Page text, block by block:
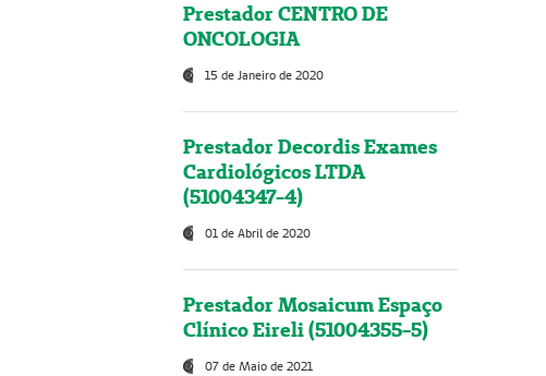
Prestador CENTRO DE
ONCOLOGIA
15 de Janeiro de 2020
Prestador Decordis Exames
Cardiológicos LTDA
(51004347-4)
01 de Abril de 2020
Prestador Mosaicum Espaço
Clínico Eireli (51004355-5)
07 de Maio de 2021